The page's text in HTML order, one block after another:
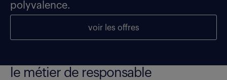
polyvalence.
voir les offres
le métier de responsable